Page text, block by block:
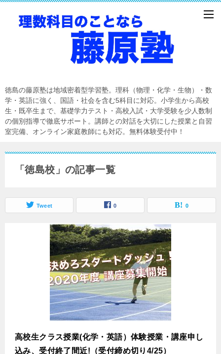
徳島の藤原塾は地域密着型学習塾。理科（物理・化学・生物）・数
学・英語に強く、国語・社会を含む5科目に対応。小学生から高校
生・既卒生まで、基礎学力テスト・高校入試・大学受験を少人数制
の個別指導で徹底サポート。講師との対話を大切にした授業と自習
室完備、オンライン家庭教師にも対応。無料体験受付中！
「徳島校」の記事一覧
Tweet 0 0
高校生クラス授業(化学・英語）体験授業・講座申し
込み、受付終了間近!（受付締め切り4/25）